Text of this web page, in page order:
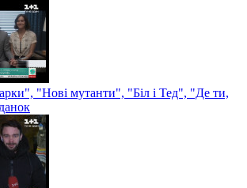
"Нові мутанти", "Біл і Тед", "Де ти,